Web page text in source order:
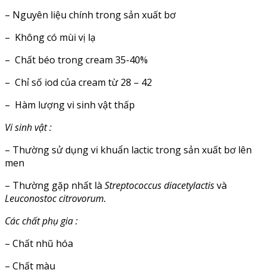
– Nguyên liệu chính trong sản xuất bơ
– Không có mùi vị lạ
– Chất béo trong cream 35-40%
– Chỉ số iod của cream từ 28 – 42
– Hàm lượng vi sinh vật thấp
Vi sinh vật :
– Thường sử dụng vi khuẩn lactic trong sản xuất bơ lên
men
– Thường gặp nhất là Streptococcusdiacetylactisvà
Leuconostoccitrovorum.
Các chất phụ gia :
– Chất nhũ hóa
– Chất màu